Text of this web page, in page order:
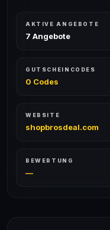
AKTIVE ANGEBOTE
7 Angebote
GUTSCHEINCODES
0 Codes
WEBSITE
shopbrosdeal.com
BEWERTUNG
—